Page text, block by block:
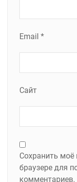
Email *
Сайт
Сохранить моё
браузере для
комментариев.